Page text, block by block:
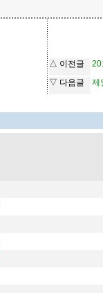
△ 이전글
▽ 다음글
제